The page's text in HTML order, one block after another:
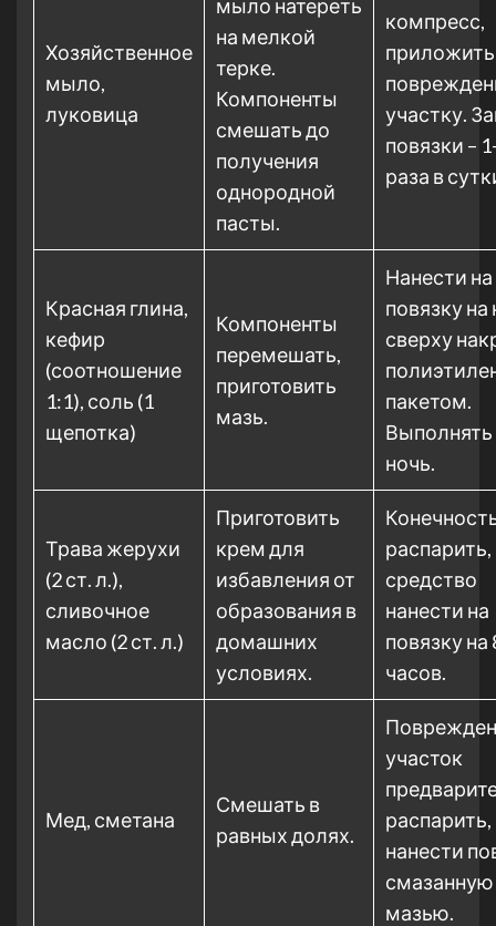
Хозяйственное
мыло,
луковица
мыло натереть
на мелкой
терке.
Компоненты
смешать до
получения
однородной
пасты.
компресс,
приложить
участку.
повязки –
раза в
Красная глина,
кефир
(соотношение
1:1), соль (1
щепотка)
Компоненты
перемешать,
приготовить
мазь.
Нанести на
повязку на
сверху
пакетом.
Выполнять
ночь.
Трава жерухи
(2 ст. л.),
сливочное
масло (2 ст. л.)
Приготовить
крем для
избавления от
образования в
домашних
условиях.
распарить,
средство
нанести на
повязку на
часов.
Мед, сметана
Смешать в
равных долях.
участок
распарить,
нанести
смазанную
мазью.